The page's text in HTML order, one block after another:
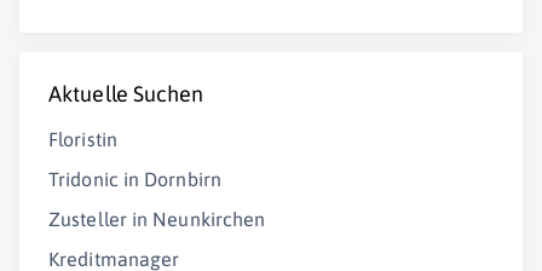
Aktuelle Suchen
Floristin
Tridonic in Dornbirn
Zusteller in Neunkirchen
Kreditmanager